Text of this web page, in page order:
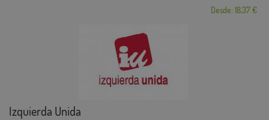
Desde: 18,37 €
Izquierda Unida